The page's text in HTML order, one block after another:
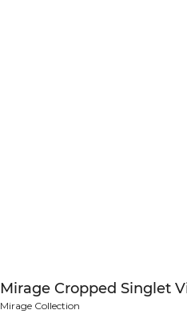
Mirage Cropped Singlet
Mirage Collection